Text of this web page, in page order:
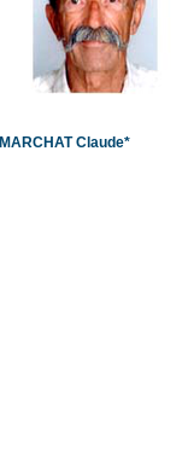
MARCHAT Claude*